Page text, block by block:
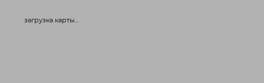
загрузка карты...